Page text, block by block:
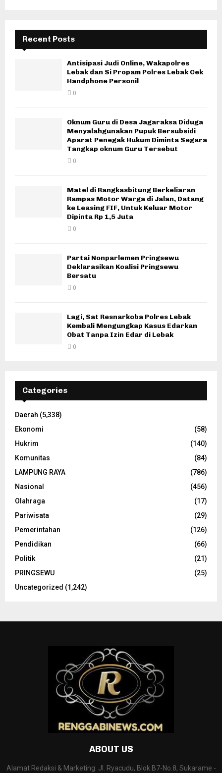
Recent Posts
Antisipasi Judi Online, Wakapolres
Lebak dan Si Propam Polres Lebak Cek
Handphone Personil
0
Oknum Guru di Desa Jagaraksa Diduga
Menyalahgunakan Pupuk Bersubsidi
Aparat Penegak Hukum Diminta Segara
Tangkap oknum Guru Tersebut
0
Matel di Rangkasbitung Berkeliaran
Rampas Motor Warga di Jalan, Datang
ke Leasing FIF, Untuk Keluar Motor
Dipinta Rp 1,5 Juta
0
Partai Nonparlemen Pringsewu
Deklarasikan Koalisi Pringsewu
Bersatu
0
Lagi, Sat Resnarkoba Polres Lebak
Kembali Mengungkap Kasus Edarkan
Obat Tanpa Izin Edar di Lebak
0
Categories
Daerah (5,338)
Ekonomi
(58)
Hukrim
(140)
Komunitas
(84)
LAMPUNG RAYA
(786)
Nasional
(456)
Olahraga
(17)
Pariwisata
(29)
Pemerintahan
(126)
Pendidikan
(66)
Politik
(21)
PRINGSEWU
(25)
Uncategorized (1,242)
ABOUT US
Alamat Redaksi & Marketing: Jl. Ryacudu, Blok B7-No.8, Sukarame -